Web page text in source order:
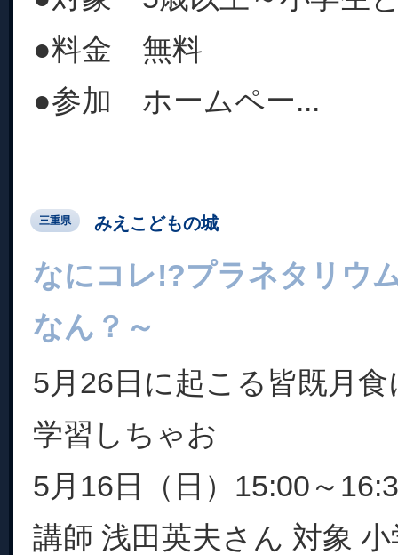
●料金 無料
●参加 ホームペー...
三重県 みえこどもの城
なにコレ!?プラネタリウ
なん？～
5月26日に起こる皆既月
学習しちゃお
5月16日（日）15:00～
講師 浅田英夫さん 対象